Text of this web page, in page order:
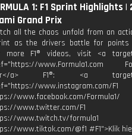
1: F1 Sprint Highlights
Grand Prix
all the chaos unfold from an
as the drivers battle for points
more F1® videos, visit <a
www.Formula1.com
a> F1®: <a
www.instagram.com/F1
www.facebook.com/Formula1/
www.twitter.com/F1
www.twitch.tv/formula1
www.tiktok.com/@f1 #F1">Klik